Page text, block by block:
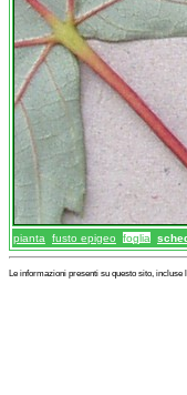
pianta fusto epigeo foglia
Le informazioni presenti su questo sito,